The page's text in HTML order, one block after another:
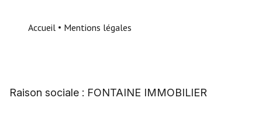
Immobilier
Nous
Accueil Mentions légales
Raison sociale : FONTAINE IMMOBILIER